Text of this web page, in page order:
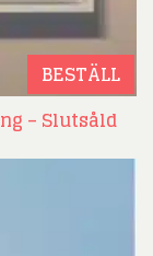
BESTÄLL
– Slutsåld